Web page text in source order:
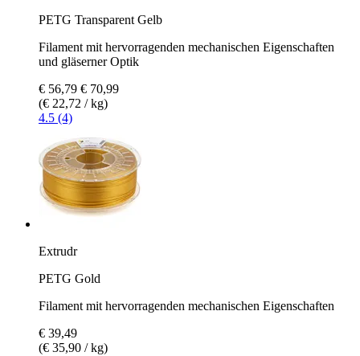
PETG Transparent Gelb
Filament mit hervorragenden mechanischen Eigenschaften
und gläserner Optik
€ 56,79 € 70,99
(€ 22,72 / kg)
4.5 (4)
Extrudr
PETG Gold
Filament mit hervorragenden mechanischen Eigenschaften
€ 39,49
(€ 35,90 / kg)